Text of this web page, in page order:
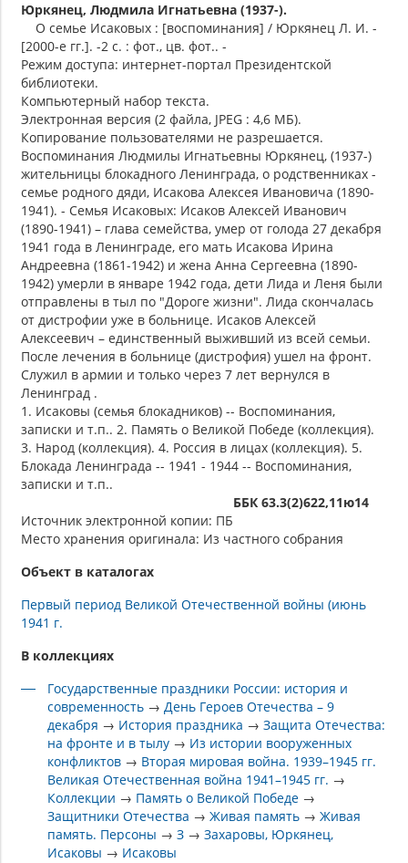
Юркянец, Людмила Игнатьевна (1937-).
О семье Исаковых : [воспоминания] / Юркянец Л. И. -
[2000-е гг.]. -2 с. : фот., цв. фот.. -
Режим доступа: интернет-портал Президентской
библиотеки.
Компьютерный набор текста.
Электронная версия (2 файла, JPEG : 4,6 МБ).
Копирование пользователями не разрешается.
Воспоминания Людмилы Игнатьевны Юркянец, (1937-)
жительницы блокадного Ленинграда, о родственниках -
семье родного дяди, Исакова Алексея Ивановича (1890-
1941). - Семья Исаковых: Исаков Алексей Иванович
(1890-1941) – глава семейства, умер от голода 27 декабря
1941 года в Ленинграде, его мать Исакова Ирина
Андреевна (1861-1942) и жена Анна Сергеевна (1890-
1942) умерли в январе 1942 года, дети Лида и Леня были
отправлены в тыл по "Дороге жизни". Лида скончалась
от дистрофии уже в больнице. Исаков Алексей
Алексеевич – единственный выживший из всей семьи.
После лечения в больнице (дистрофия) ушел на фронт.
Служил в армии и только через 7 лет вернулся в
Ленинград .
1. Исаковы (семья блокадников) -- Воспоминания,
записки и т.п.. 2. Память о Великой Победе (коллекция).
3. Народ (коллекция). 4. Россия в лицах (коллекция). 5.
Блокада Ленинграда -- 1941 - 1944 -- Воспоминания,
записки и т.п..
ББК 63.3(2)622,11ю14
Источник электронной копии: ПБ
Место хранения оригинала: Из частного собрания
Объект в каталогах
Первый период Великой Отечественной войны (июнь
1941 г.
В коллекциях
Государственные праздники России: история и
современность →День Героев Отечества – 9
декабря → История праздника →Защита Отечества:
на фронте и в тылу → Из истории вооруженных
конфликтов → Вторая мировая война. 1939–1945 гг.
Великая Отечественная война 1941–1945 гг. →
Коллекции → Память о Великой Победе →
Защитники Отечества →Живая память →Живая
память. Персоны →З →Захаровы, Юркянец,
Исаковы → Исаковы